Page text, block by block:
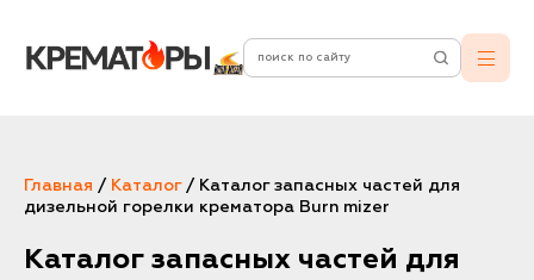
Главная / Каталог / Каталог запасных частей для
дизельной горелки крематора Burn mizer
Каталог запасных частей для